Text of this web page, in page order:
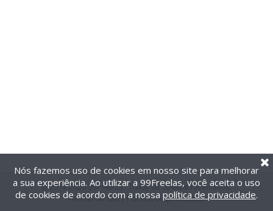
@2014-2026 99Freelas. Todos os direitos reservados.
Termos de uso| Política de privacidade
Nós fazemos uso de cookies em nosso site para melhorar
a sua experiência. Ao utilizar a 99Freelas, você aceita o uso
de cookies de acordo com a nossa política de privacidade.